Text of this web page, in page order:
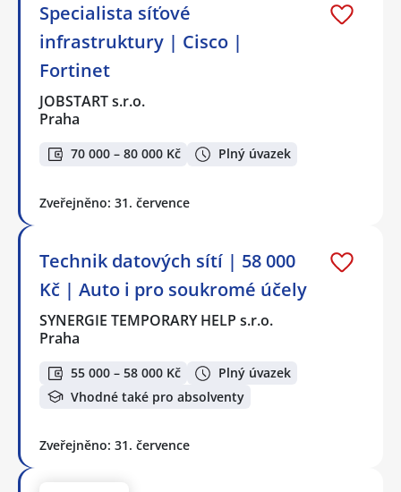
Specialista síťové
infrastruktury | Cisco |
Fortinet
JOBSTART s.r.o.
Praha
70 000 – 80 000 Kč Plný úvazek
Zveřejněno: 31. července
Technik datových sítí | 58 000
Kč | Auto i pro soukromé účely
SYNERGIE TEMPORARY HELP s.r.o.
Praha
55 000 – 58 000 Kč
Plný úvazek
Vhodné také pro absolventy
Zveřejněno: 31. července